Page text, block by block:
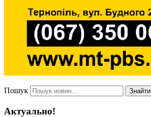
Пошук Знайти
Актуально!